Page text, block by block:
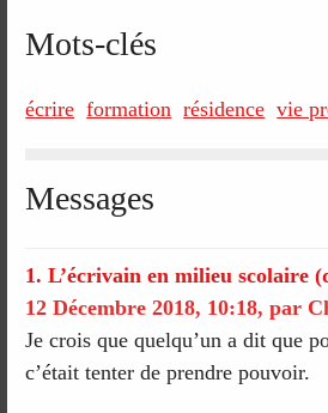
Mots-clés
écrire formation résidence vie
Messages
1. L’écrivain en milieu scolaire
12 Décembre 2018, 10:18,par
Je crois que quelqu’un a dit que
c’était tenter de prendre pouvoir.